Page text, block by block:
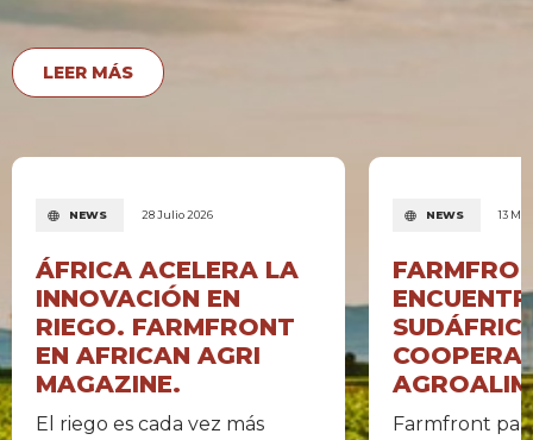
LEER MÁS
NEWS 28 Julio 2026
ÁFRICA ACELERA LA
INNOVACIÓN EN
RIEGO. FARMFRONT
EN AFRICAN AGRI
MAGAZINE.
El riego es cada vez más
NEWS 13
Farmfront